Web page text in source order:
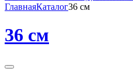
ГлавнаяКаталог36 см
36 см